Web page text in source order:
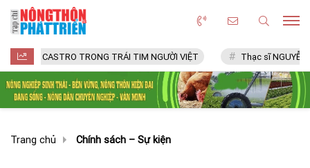
TRONG TRÁI TIM NGƯỜI VIỆT Thạc sĩ NGUYỄN VĂN CHÍ
Trang chủ Chính sách – Sự kiện